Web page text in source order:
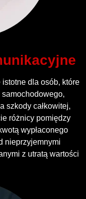
dla osób, które
szkody całkowitej,
różnicy pomiędzy
wypłaconego
nieprzyjemnymi
z utratą wartości